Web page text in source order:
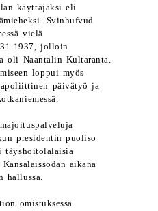
käyttäjäksi eli
Svinhufvud
vielä
1937, jolloin
oli Naantalin Kultaranta.
loppui myös
päivätyö ja
presidentin puoliso
aikana
hallussa.
omistuksessa